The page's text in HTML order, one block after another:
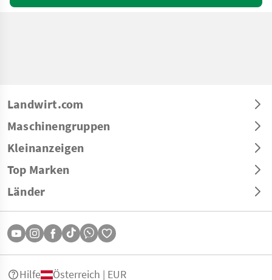
Landwirt.com
Maschinengruppen
Kleinanzeigen
Top Marken
Länder
Hilfe Österreich | EUR